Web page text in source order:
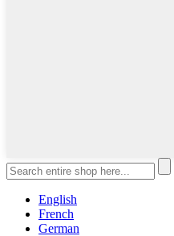
English
French
German